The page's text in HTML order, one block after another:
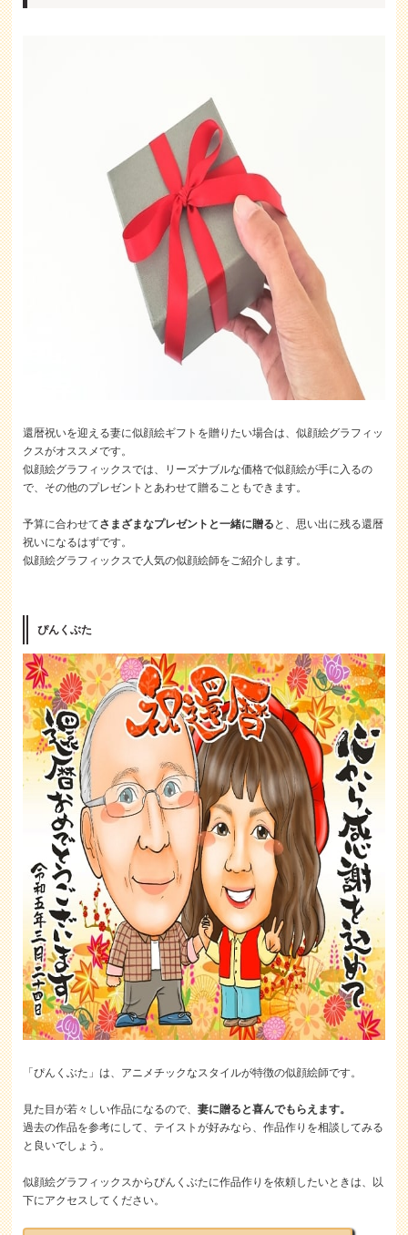
還暦祝いを迎える妻に似顔絵ギフトを贈りたい場合は、似顔絵グラフィッ
クスがオススメです。
似顔絵グラフィックスでは、リーズナブルな価格で似顔絵が手に入るの
で、その他のプレゼントとあわせて贈ることもできます。
予算に合わせてさまざまなプレゼントと一緒に贈る と、思い出に残る還暦
祝いになるはずです。
似顔絵グラフィックスで人気の似顔絵師をご紹介します。
ぴんくぶた
「ぴんくぶた」は、アニメチックなスタイルが特徴の似顔絵師です。
見た目が若々しい作品になるので、妻に贈ると喜んでもらえます。
過去の作品を参考にして、テイストが好みなら、作品作りを相談してみる
と良いでしょう。
似顔絵グラフィックスからぴんくぶたに作品作りを依頼したいときは、以
下にアクセスしてください。